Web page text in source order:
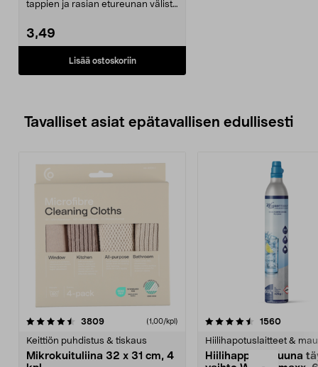
tappien ja rasian etureunan välistä
3,49
Lisää ostoskoriin
Tavalliset asiat epätavallisen edullisesti
3809arvostelut (1,00/kpl)
Keittiön puhdistus & tiskaus
Mikrokuituliina 32 x 31 cm, 4
4.5viidestä
1560
Hiilihapotuslaitteet &
Hiilihappopatruuna
4.5viidestä